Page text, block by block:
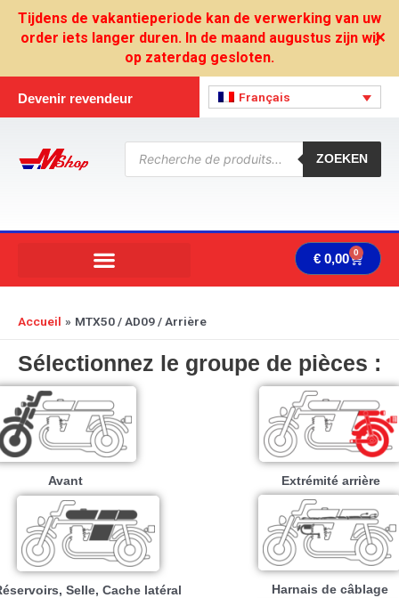
Tijdens de vakantieperiode kan de verwerking van uw
order iets langer duren. In de maand augustus zijn wij
op zaterdag gesloten.
✕
Devenir revendeur Français
Recherche
ZOEKEN
€ 0,00 0
Accueil MTX50 / AD09 / Arrière
Sélectionnez le groupe de pièces :
Avant Extrémité arrière
Selle, Cache latéral Harnais de câblage